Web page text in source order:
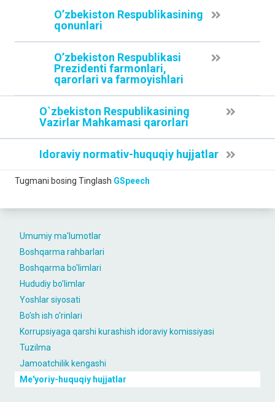
Umumiy ma'lumotlar
Boshqarma rahbarlari
Boshqarma bo'limlari
Hududiy bo'limlar
Yoshlar siyosati
Bo'sh ish o'rinlari
Korrupsiyaga qarshi kurashish idoraviy komissiyasi
Tuzilma
Jamoatchilik kengashi
Me'yoriy-huquqiy hujjatlar
O’zbekiston Respublikasining
qonunlari
O’zbekiston Respublikasi
Prezidenti fаrmonlаri,
qarorlari va farmoyishlari
O`zbekiston Respublikasining
Vazirlar Mahkamasi qаrorlаri
Idoraviy normativ-huquqiy hujjatlar
Tugmani bosing Tinglash GSpeech